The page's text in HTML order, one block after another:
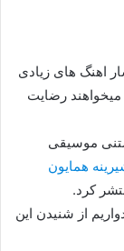
اهنگ های زیادی
رضایت
موسیقی
همایون
کرد.
از شنیدن این